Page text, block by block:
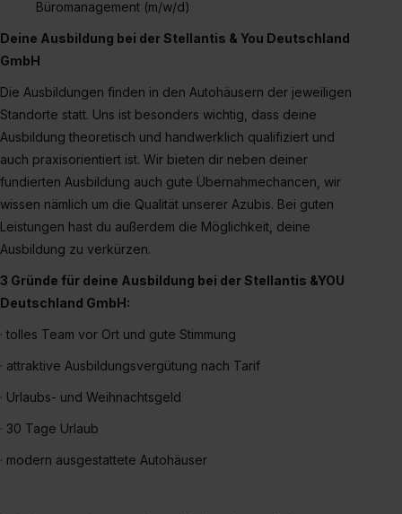
Büromanagement (m/w/d)
Deine Ausbildung bei der Stellantis & You Deutschland
GmbH
Die Ausbildungen finden in den Autohäusern der jeweiligen
Standorte statt. Uns ist besonders wichtig, dass deine
Ausbildung theoretisch und handwerklich qualifiziert und
auch praxisorientiert ist. Wir bieten dir neben deiner
fundierten Ausbildung auch gute Übernahmechancen, wir
wissen nämlich um die Qualität unserer Azubis. Bei guten
Leistungen hast du außerdem die Möglichkeit, deine
Ausbildung zu verkürzen.
3 Gründe für deine Ausbildung bei der Stellantis &YOU
Deutschland GmbH:
· tolles Team vor Ort und gute Stimmung
· attraktive Ausbildungsvergütung nach Tarif
· Urlaubs- und Weihnachtsgeld
· 30 Tage Urlaub
· modern ausgestattete Autohäuser